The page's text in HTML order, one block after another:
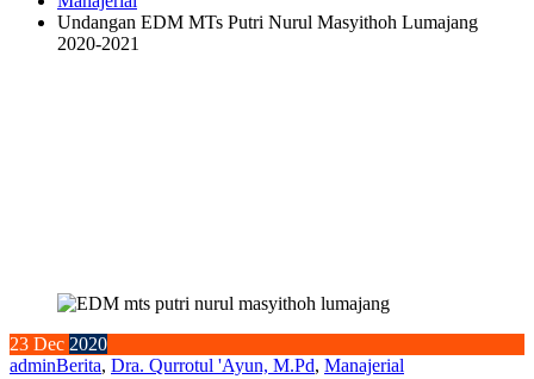
Undangan EDM MTs Putri Nurul Masyithoh Lumajang
2020-2021
23 Dec 2020
adminBerita, Dra. Qurrotul 'Ayun, M.Pd, Manajerial